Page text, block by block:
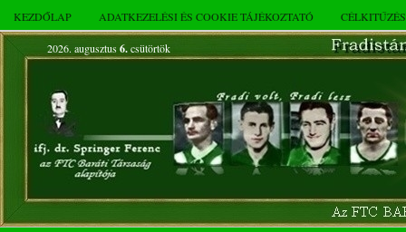
KEZDŐLAP ADATKEZELÉSI ÉS COOKIE TÁJÉKOZTATÓ
2026. augusztus 6.csütörtök